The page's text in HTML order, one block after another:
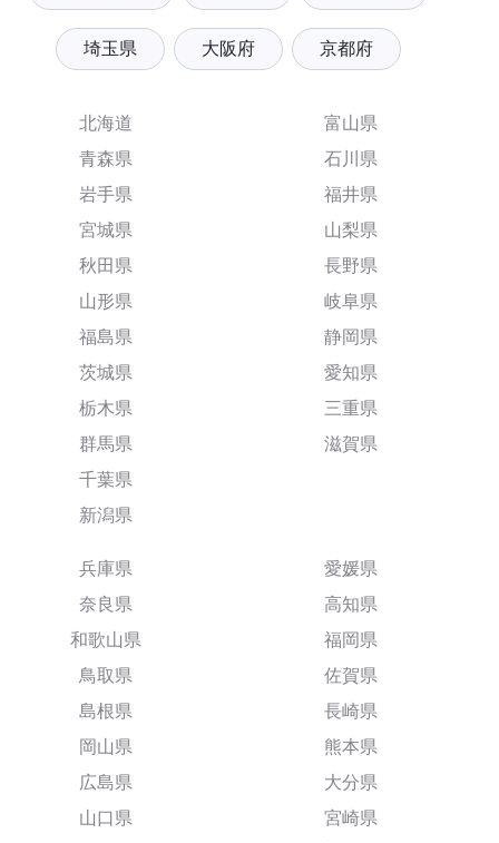
埼玉県 大阪府 京都府
北海道
青森県
岩手県
宮城県
秋田県
山形県
福島県
茨城県
栃木県
群馬県
千葉県
新潟県
富山県
石川県
福井県
山梨県
長野県
岐阜県
静岡県
愛知県
三重県
滋賀県
兵庫県
奈良県
和歌山県
鳥取県
島根県
岡山県
広島県
山口県
愛媛県
高知県
福岡県
佐賀県
長崎県
熊本県
大分県
宮崎県